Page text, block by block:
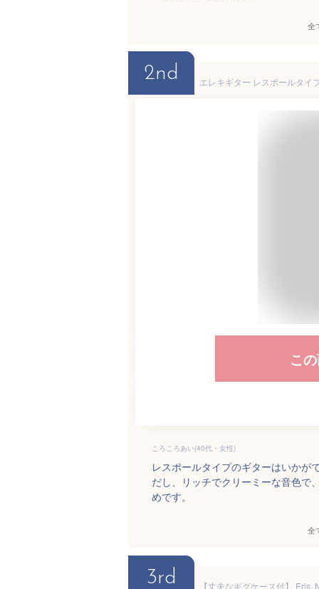
全
2nd
こ
ころころあい(40代・女性)
レスポールタイプのギターはいかが
だし、リッチでクリーミーな音色で
めです。
全
3rd